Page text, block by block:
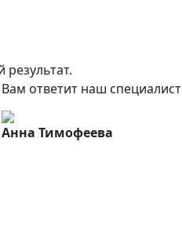
Вам ответит наш специалист
Анна Тимофеева